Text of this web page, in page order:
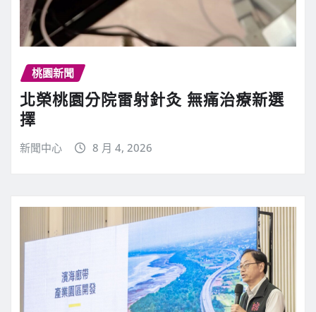
桃園新聞
北榮桃園分院雷射針灸 無痛治療新選
擇
新聞中心 8 月 4, 2026